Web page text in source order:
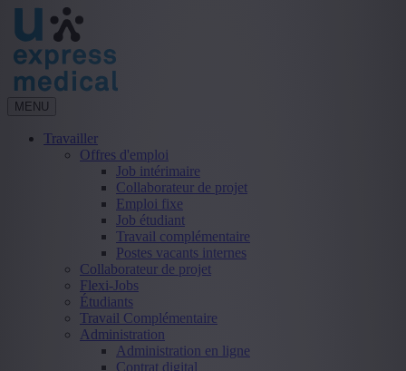
MENU
Travailler
Offres d'emploi
Job intérimaire
Collaborateur de projet
Emploi fixe
Job étudiant
Travail complémentaire
Postes vacants internes
Collaborateur de projet
Flexi-Jobs
Étudiants
Travail Complémentaire
Administration
Administration en ligne
Contrat digital